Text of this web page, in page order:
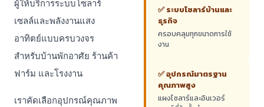
ผู้ให้บริการระบบโซลาร์
เซลล์และพลังงานแสง
อาทิตย์แบบครบวงจร
สำหรับบ้านพักอาศัย ร้านค้า
ฟาร์ม และโรงงาน
เราคัดเลือกอุปกรณ์คุณภาพ
✅ ระบบโซลาร์บ้านและ
ธุรกิจ
ครอบคลุมทุกขนาดการใช้
งาน
✅ อุปกรณ์มาตรฐาน
คุณภาพสูง
แผงโซลาร์และอินเวอร์